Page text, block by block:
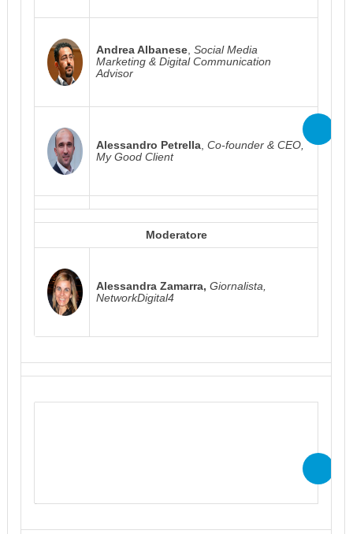
Andrea Albanese ,Social Media
Marketing & Digital Communication
Advisor
Alessandro Petrella ,Co-founder & CEO,
My Good Client
Moderatore
Alessandra Zamarra,Giornalista,
NetworkDigital4